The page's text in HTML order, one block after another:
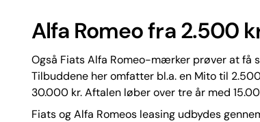
Alfa Romeo fra 2.500
Også Fiats Alfa Romeo-mærker prøver at få
Tilbuddene her omfatter bl.a. en Mito til
30.000 kr. Aftalen løber over tre år med
Fiats og Alfa Romeos leasing udbydes